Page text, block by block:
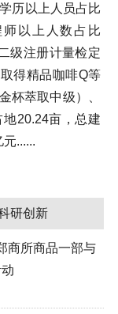
历以上人员占比
以上人数占比
级注册计量检定
得精品咖啡Q等
杯萃取中级）、
20.24亩，总建
......
研创新
商所商品一部与